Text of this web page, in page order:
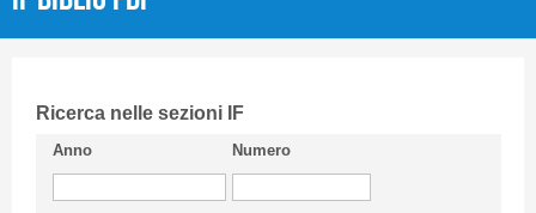
Short presentation CIFI
Guideline
Ricerca nelle sezioni IF
Anno Numero